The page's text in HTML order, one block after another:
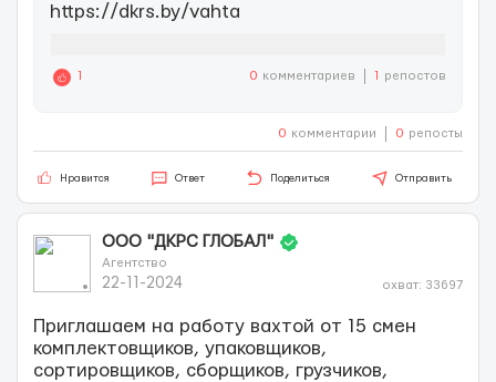
https://dkrs.by/vahta
1 0 комментариев 1 репостов
0 комментарии 0 репосты
Нравится Ответ Поделиться Отправить
OOO "ДКРС ГЛОБАЛ"
Агентство
22-11-2024 охват: 33697
Приглашаем на работу вахтой от 15 смен
комплектовщиков, упаковщиков,
сортировщиков, сборщиков, грузчиков,